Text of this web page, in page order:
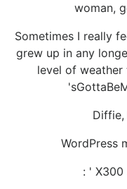
woman,
Sometimes I really
grew up in any
level of
Diffie,
WordPress
: '